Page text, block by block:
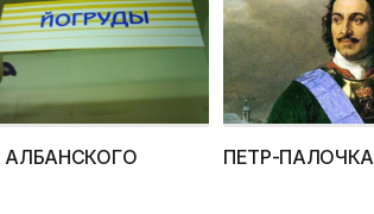
АЛБАНСКОГО ПЕТР-ПАЛОЧКА